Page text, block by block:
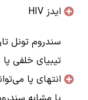
ایدز HIV
سندروم تونل
تیبیای خلفی
انتهای پا